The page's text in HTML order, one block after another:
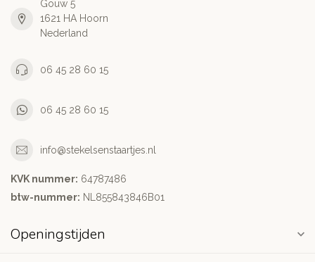
Gouw 5
1621 HA Hoorn
Nederland
06 45 28 60 15
06 45 28 60 15
info@stekelsenstaartjes.nl
KVK nummer: 64787486
btw-nummer: NL855843846B01
Openingstijden